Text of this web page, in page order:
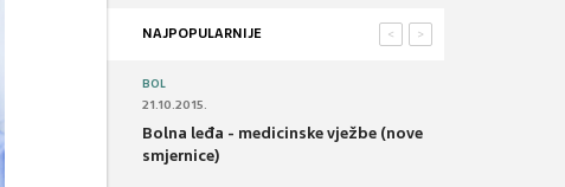
NAJPOPULARNIJE >
<
BOL
21.10.2015.
Bolna leđa - medicinske vježbe (nove
smjernice)